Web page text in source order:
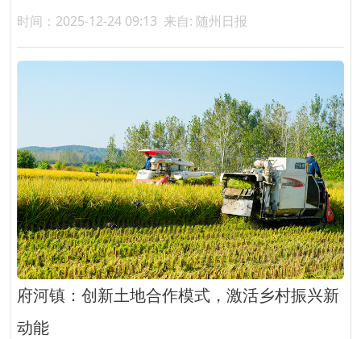
时间：2025-12-24 09:13 来自: 随州日报
府河镇：创新土地合作模式，激活乡村振兴新
动能